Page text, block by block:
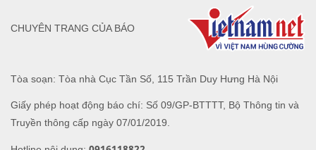
Tòa soạn: Tòa nhà Cục Tần Số, 115 Trần Duy Hưng Hà Nội
Giấy phép hoạt động báo chí: Số 09/GP-BTTTT, Bộ Thông tin và
Truyền thông cấp ngày 07/01/2019.
CHUYÊN TRANG CỦA BÁO